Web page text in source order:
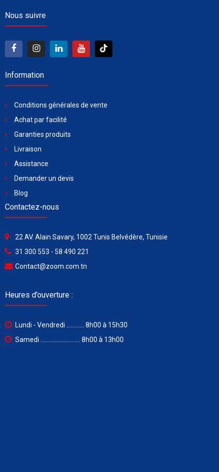
Nous suivre
Information
Conditions générales de vente
Achat par facilité
Garanties produits
Livraison
Assistance
Demander un devis
Blog
Contactez-nous
22 AV. Alain Savary, 1002 Tunis Belvédère, Tunisie
31 300 553 - 58 490 221
Contact@zoom.com.tn
Heures d’ouverture :
Lundi - Vendredi ............ 8h00 à 15h30
Samedi ........................... 8h00 à 13h00